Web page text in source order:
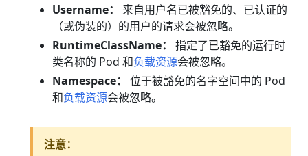
Username：
来自用户名已被豁免的、已认证的
（或伪装的）的用户的请求会被忽略。
RuntimeClassName：
指定了已豁免的运行时
类名称的 Pod 和负载资源会被忽略。
Namespace：
位于被豁免的名字空间中的 Pod
和负载资源会被忽略。
注意：